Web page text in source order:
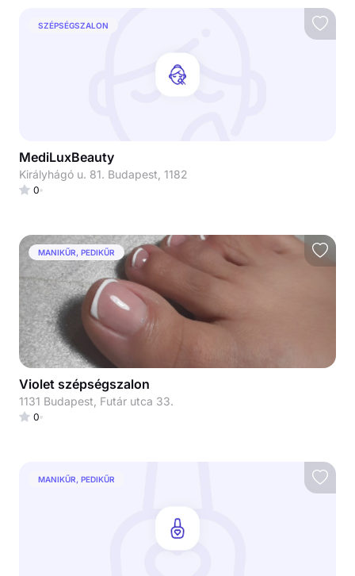
SZÉPSÉGSZALON
MediLuxBeauty
Királyhágó u. 81. Budapest, 1182
0
MANIKŰR, PEDIKŰR
Violet szépségszalon
1131 Budapest, Futár utca 33.
0
MANIKŰR, PEDIKŰR